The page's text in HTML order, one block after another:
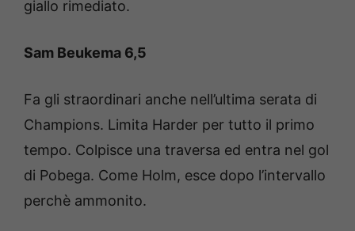
giallo rimediato.
Sam Beukema 6,5
Fa gli straordinari anche nell’ultima serata di
Champions. Limita Harder per tutto il primo
tempo. Colpisce una traversa ed entra nel gol
di Pobega. Come Holm, esce dopo l’intervallo
perchè ammonito.